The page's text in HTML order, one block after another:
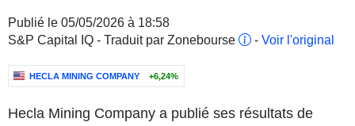
Publié le 05/05/2026 à 18:58
S&P Capital IQ - Traduit par Zonebourse
- Voir l'original
HECLA MINING COMPANY +6,24%
Hecla Mining Company a publié ses résultats de